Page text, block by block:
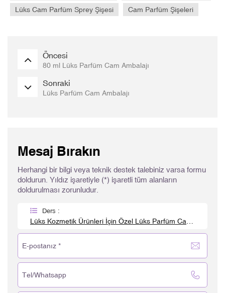
Lüks Cam Parfüm Sprey Şişesi Cam Parfüm Şişeleri
Öncesi
80 ml Lüks Parfüm Cam Ambalajı
Sonraki
Lüks Parfüm Cam Ambalajı
Mesaj Bırakın
Herhangi bir bilgi veya teknik destek talebiniz varsa formu
doldurun. Yıldız işaretiyle (*) işaretli tüm alanların
doldurulması zorunludur.
Ders :